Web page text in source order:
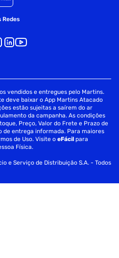
Redes
vendidos e entregues pelo Martins.
deve baixar o App Martins Atacado
estão sujeitas a saírem do ar
da campanha. As condições
Preço, Valor do Frete e Prazo de
de entrega informada. Para maiores
de Uso. Visite oeFácil para
Física.
e Serviço de Distribuição S.A. - Todos